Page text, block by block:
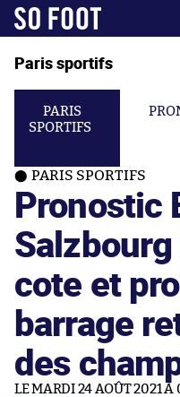
Paris sportifs
PARIS
SPORTIFS
PARIS SPORTIFS
Pronostic
cote et
barrage
des
LE MARDI 24 AOÛT 2021 À